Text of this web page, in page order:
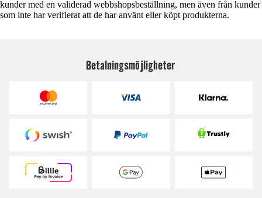
kunder med en validerad webbshopsbeställning, men även från kunder
som inte har verifierat att de har använt eller köpt produkterna.
Betalningsmöjligheter